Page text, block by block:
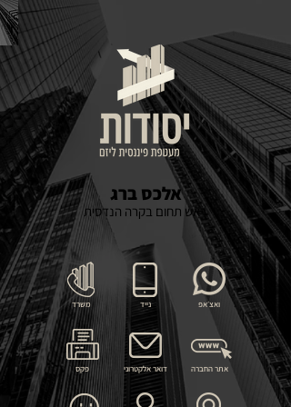
אלכס ברג
ראש תחום בקרה הנדסית
משרד נייד ואצ׳אפ
פקס דואר אלקטרוני אתר החברה